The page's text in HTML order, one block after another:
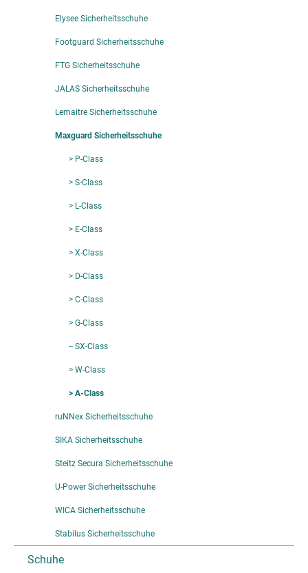
Elysee Sicherheitsschuhe
Footguard Sicherheitsschuhe
FTG Sicherheitsschuhe
JALAS Sicherheitsschuhe
Lemaitre Sicherheitsschuhe
Maxguard Sicherheitsschuhe
> P-Class
> S-Class
> L-Class
> E-Class
> X-Class
> D-Class
> C-Class
> G-Class
-- SX-Class
> W-Class
> A-Class
ruNNex Sicherheitsschuhe
SIKA Sicherheitsschuhe
Steitz Secura Sicherheitsschuhe
U-Power Sicherheitsschuhe
WICA Sicherheitsschuhe
Stabilus Sicherheitsschuhe
Schuhe